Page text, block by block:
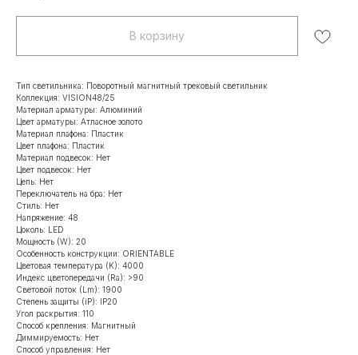
В корзину
Тип светильника: Поворотный магнитный трековый светильник
Коллекция: VISION48/25
Материал арматуры: Алюминий
Цвет арматуры: Атласное золото
Материал плафона: Пластик
Цвет плафона: Пластик
Материал подвесок: Нет
Цвет подвесок: Нет
Цепь: Нет
Переключатель на бра: Нет
Стиль: Нет
Напряжение: 48
Цоколь: LED
Мощность (W): 20
Особенность конструкции: ORIENTABLE
Цветовая температура (K): 4000
Индекс цветопередачи (Ra): >90
Световой поток (Lm): 1900
Степень защиты (iP): IP20
Угол раскрытия: 110
Способ крепления: Магнитный
Диммируемость: Нет
Способ управления: Нет